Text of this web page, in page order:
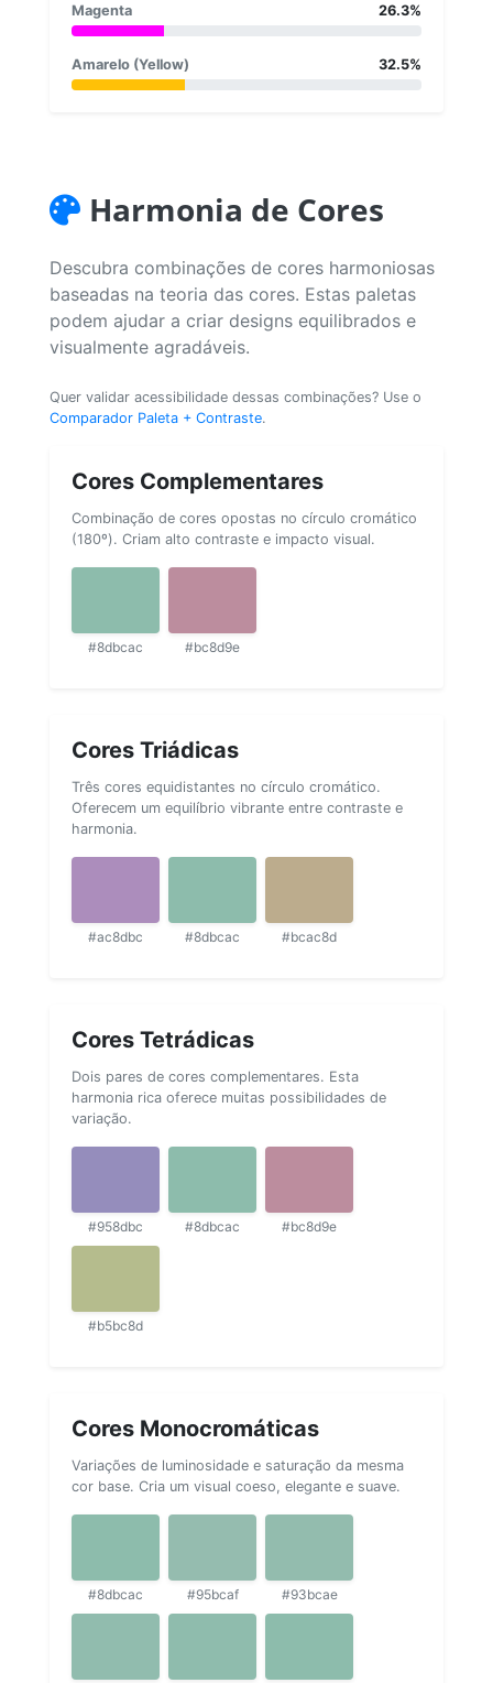
Magenta 26.3%
Amarelo (Yellow) 32.5%
Harmonia de Cores
Descubra combinações de cores harmoniosas
baseadas na teoria das cores. Estas paletas
podem ajudar a criar designs equilibrados e
visualmente agradáveis.
Quer validar acessibilidade dessas combinações? Use o
Comparador Paleta + Contraste.
Cores Complementares
Combinação de cores opostas no círculo cromático
(180º). Criam alto contraste e impacto visual.
#8dbcac #bc8d9e
Cores Triádicas
Três cores equidistantes no círculo cromático.
Oferecem um equilíbrio vibrante entre contraste e
harmonia.
#ac8dbc #8dbcac #bcac8d
Cores Tetrádicas
Dois pares de cores complementares. Esta
harmonia rica oferece muitas possibilidades de
variação.
#958dbc #8dbcac #bc8d9e
#b5bc8d
Cores Monocromáticas
Variações de luminosidade e saturação da mesma
cor base. Cria um visual coeso, elegante e suave.
#8dbcac #95bcaf #93bcae